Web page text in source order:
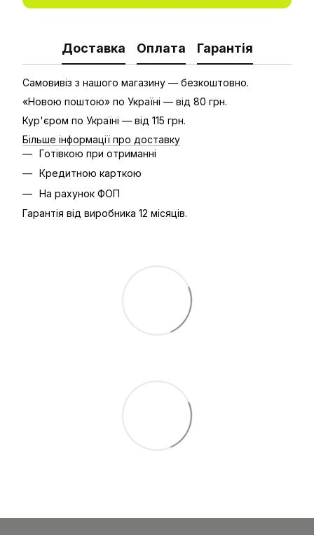
Доставка Оплата Гарантія
Самовивіз з нашого магазину — безкоштовно.
«Новою поштою» по Україні — від 80 грн.
Кур'єром по Україні — від 115 грн.
Більше інформації про доставку
Готівкою при отриманні
Кредитною карткою
На рахунок ФОП
Гарантія від виробника 12 місяців.